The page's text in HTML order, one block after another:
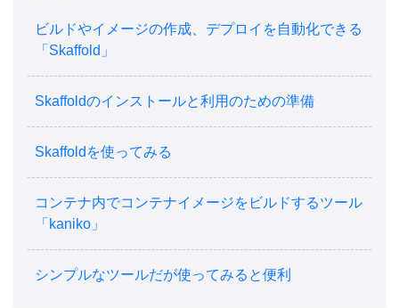
ビルドやイメージの作成、デプロイを自動化できる
「Skaffold」
Skaffoldのインストールと利用のための準備
Skaffoldを使ってみる
コンテナ内でコンテナイメージをビルドするツール
「kaniko」
シンプルなツールだが使ってみると便利